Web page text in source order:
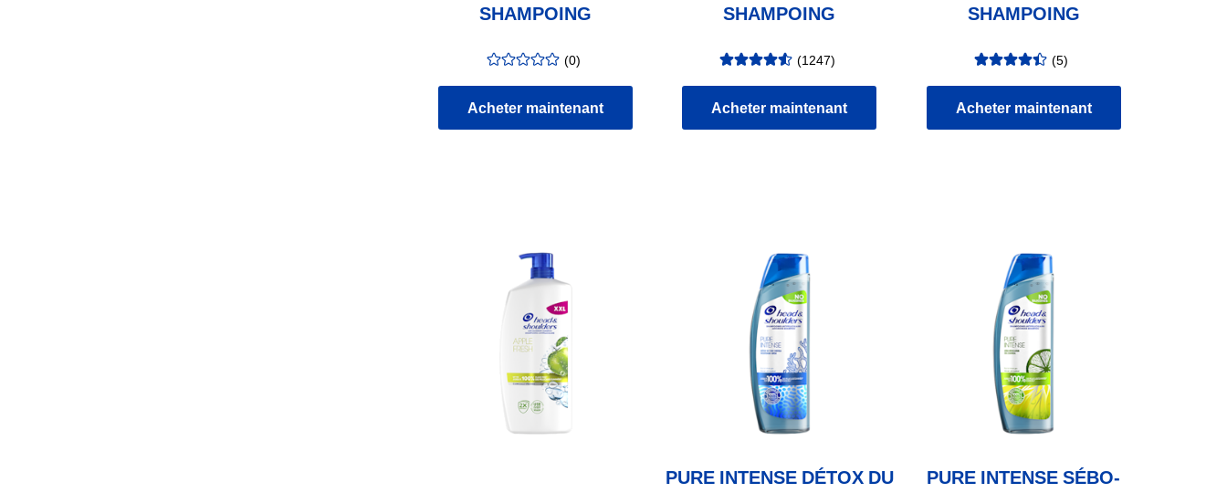
SHAMPOING
évaluation:
0.00/5
(0)
Acheter maintenant
SHAMPOING
évaluation:
4.59/5
(1247)
Acheter maintenant
SHAMPOING
évaluation:
4.40/5
(5)
Acheter maintenant
PURE INTENSE DÉTOX DU
PURE INTENSE SÉBO-